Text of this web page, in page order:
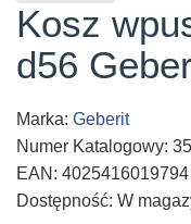
Kosz
d56
Marka: Geberit
Numer Katalogowy:
EAN: 4025416019794
Dostępność: W